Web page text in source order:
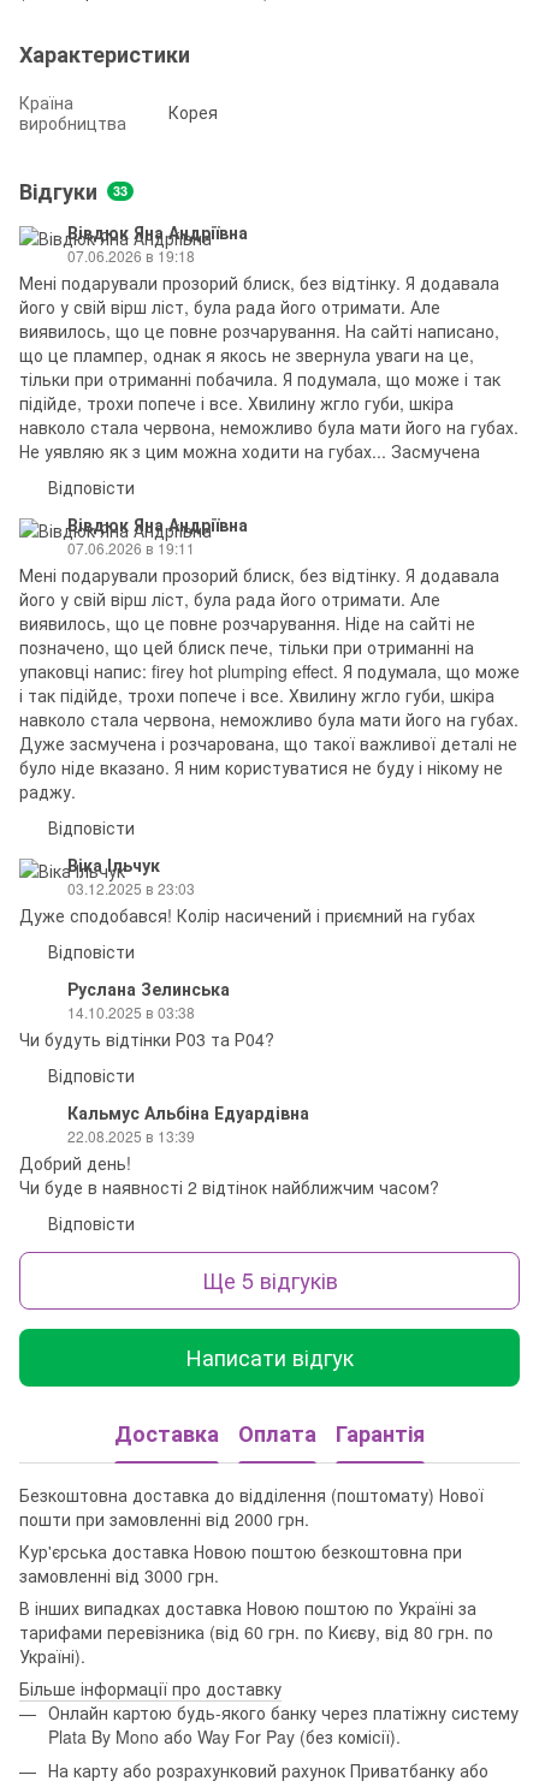
Характеристики
Країна
виробництва
Корея
Відгуки 33
Вівдюк Яна Андріївна
07.06.2026 в 19:18
Мені подарували прозорий блиск, без відтінку. Я додавала
його у свій вірш ліст, була рада його отримати. Але
виявилось, що це повне розчарування. На сайті написано,
що це плампер, однак я якось не звернула уваги на це,
тільки при отриманні побачила. Я подумала, що може і так
підійде, трохи попече і все. Хвилину жгло губи, шкіра
навколо стала червона, неможливо була мати його на губах.
Не уявляю як з цим можна ходити на губах... Засмучена
Відповісти
Вівдюк Яна Андріївна
07.06.2026 в 19:11
Мені подарували прозорий блиск, без відтінку. Я додавала
його у свій вірш ліст, була рада його отримати. Але
виявилось, що це повне розчарування. Ніде на сайті не
позначено, що цей блиск пече, тільки при отриманні на
упаковці напис: firey hot plumping effect. Я подумала, що може
і так підійде, трохи попече і все. Хвилину жгло губи, шкіра
навколо стала червона, неможливо була мати його на губах.
Дуже засмучена і розчарована, що такої важливої деталі не
було ніде вказано. Я ним користуватися не буду і нікому не
раджу.
Відповісти
Віка Ільчук
03.12.2025 в 23:03
Дуже сподобався! Колір насичений і приємний на губах
Відповісти
Руслана Зелинська
14.10.2025 в 03:38
Чи будуть відтінки Р03 та Р04?
Відповісти
Кальмус Альбіна Едуардівна
22.08.2025 в 13:39
Добрий день!
Чи буде в наявності 2 відтінок найближчим часом?
Відповісти
Ще 5 відгуків
Написати відгук
Доставка Оплата Гарантія
Безкоштовна доставка до відділення (поштомату) Нової
пошти при замовленні від 2000 грн.
Кур'єрська доставка Новою поштою безкоштовна при
замовленні від 3000 грн.
В інших випадках доставка Новою поштою по Україні за
тарифами перевізника (від 60 грн. по Києву, від 80 грн. по
Україні).
Більше інформації про доставку
Онлайн картою будь-якого банку через платіжну систему
Plata By Mono або Way For Pay (без комісії).
На карту або розрахунковий рахунок Приватбанку або